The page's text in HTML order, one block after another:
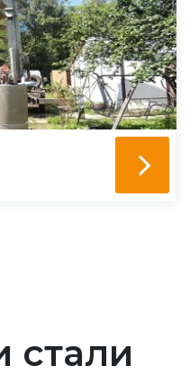
стали